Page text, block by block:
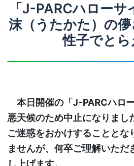
「J-PARCハロー
沫（うたかた）の
性子でとら
本日開催の「J-PARCハロー
悪天候のため中止になりまし
ご迷惑をおかけすることとな
ませんが、何卒ご理解いただ